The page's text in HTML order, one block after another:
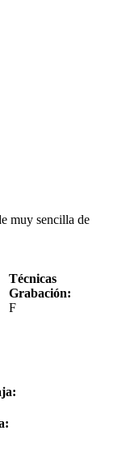
muy sencilla de
Técnicas
Grabación:
F